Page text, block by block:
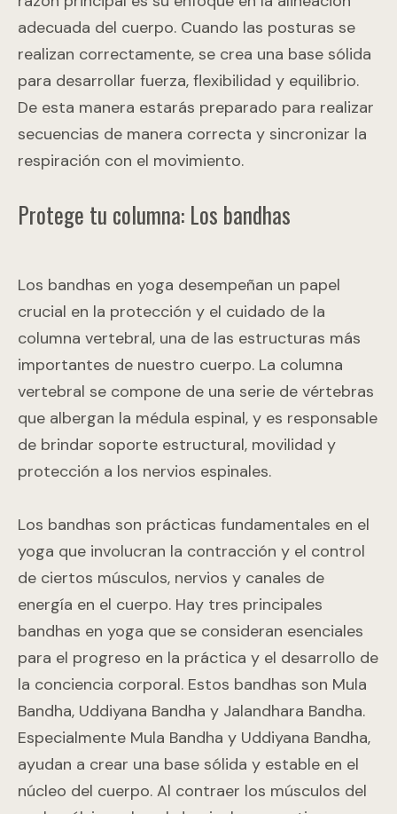
adecuada del cuerpo. Cuando las posturas se
realizan correctamente, se crea una base sólida
para desarrollar fuerza, flexibilidad y equilibrio.
De esta manera estarás preparado para realizar
secuencias de manera correcta y sincronizar la
respiración con el movimiento.
Protege tu columna: Los bandhas
Los bandhas en yoga desempeñan un papel
crucial en la protección y el cuidado de la
columna vertebral, una de las estructuras más
importantes de nuestro cuerpo. La columna
vertebral se compone de una serie de vértebras
que albergan la médula espinal, y es responsable
de brindar soporte estructural, movilidad y
protección a los nervios espinales.
Los bandhas son prácticas fundamentales en el
yoga que involucran la contracción y el control
de ciertos músculos, nervios y canales de
energía en el cuerpo. Hay tres principales
bandhas en yoga que se consideran esenciales
para el progreso en la práctica y el desarrollo de
la conciencia corporal. Estos bandhas son Mula
Bandha, Uddiyana Bandha y Jalandhara Bandha.
Especialmente Mula Bandha y Uddiyana Bandha,
ayudan a crear una base sólida y estable en el
núcleo del cuerpo. Al contraer los músculos del